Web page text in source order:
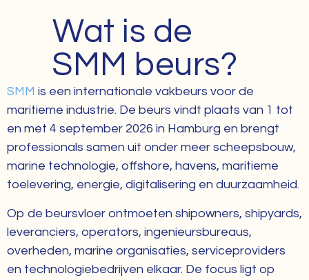
Wat is de
SMM beurs?
SMM is een internationale vakbeurs voor de
maritieme industrie. De beurs vindt plaats van 1 tot
en met 4 september 2026 in Hamburg en brengt
professionals samen uit onder meer scheepsbouw,
marine technologie, offshore, havens, maritieme
toelevering, energie, digitalisering en duurzaamheid.
Op de beursvloer ontmoeten shipowners, shipyards,
leveranciers, operators, ingenieursbureaus,
overheden, marine organisaties, serviceproviders
en technologiebedrijven elkaar. De focus ligt op